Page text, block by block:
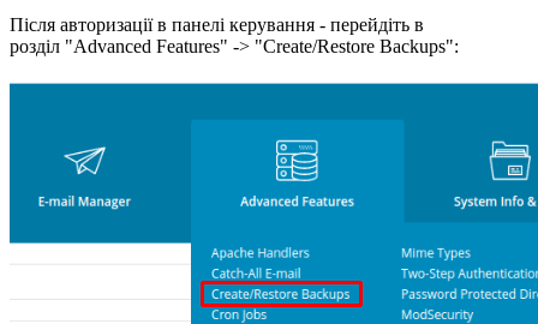
Після авторизації в панелі керування - перейдіть в
розділ "Advanced Features" -> "Create/Restore Backups":